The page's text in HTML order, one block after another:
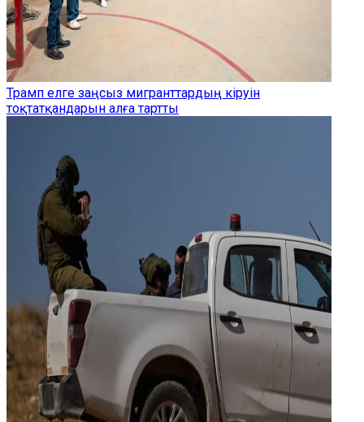
Трамп елге заңсыз мигранттардың кіруін
тоқтатқандарын алға тартты